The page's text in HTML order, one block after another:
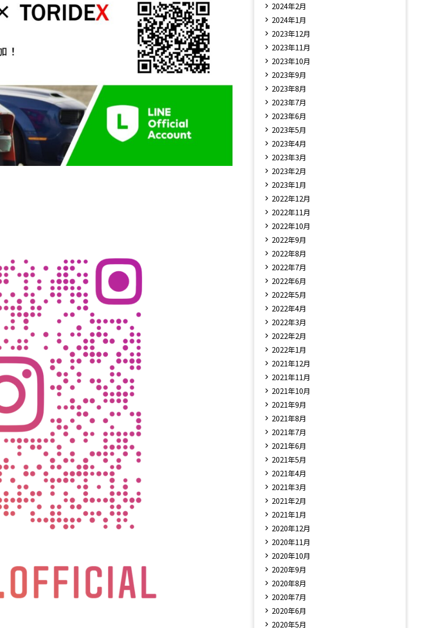
2024年2月
2024年1月
2023年12月
2023年11月
2023年10月
2023年9月
2023年8月
2023年7月
2023年6月
2023年5月
2023年4月
2023年3月
2023年2月
2023年1月
2022年12月
2022年11月
2022年10月
2022年9月
2022年8月
2022年7月
2022年6月
2022年5月
2022年4月
2022年3月
2022年2月
2022年1月
2021年12月
2021年11月
2021年10月
2021年9月
2021年8月
2021年7月
2021年6月
2021年5月
2021年4月
2021年3月
2021年2月
2021年1月
2020年12月
2020年11月
2020年10月
2020年9月
2020年8月
2020年7月
2020年6月
2020年5月